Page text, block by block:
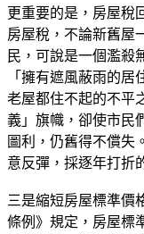
更重要的是，房屋稅
房屋稅，不論新舊屋
民，可說是一個濫殺
「擁有遮風蔽雨的
老屋都住不起的不平
義」旗幟，卻使市民
圖利，仍舊得不償失
意反彈，採逐年打折
三是縮短房屋標準價
條例》規定，房屋標